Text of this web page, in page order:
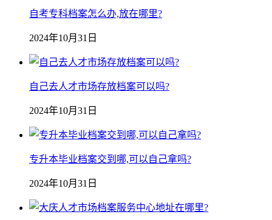
自考专科档案怎么办,放在哪里?
2024年10月31日
自己去人才市场存放档案可以吗?
2024年10月31日
专升本毕业档案交到哪,可以自己拿吗?
2024年10月31日